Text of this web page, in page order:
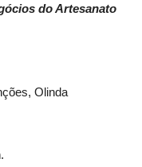
do Artesanato
Olinda